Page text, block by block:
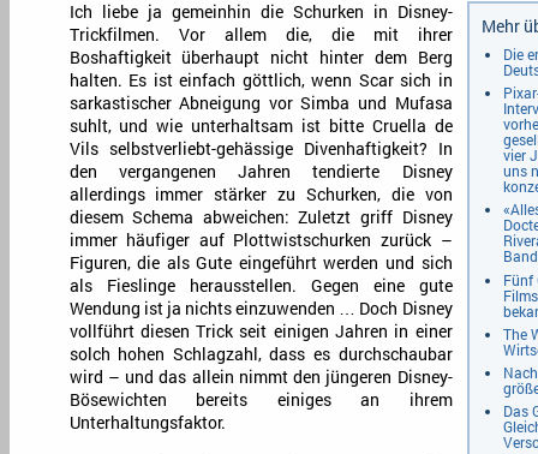
Mehr
Die
vier
uns
Fünf
The
Das
Ich liebe ja gemeinhin die Schurken in Disney-
Trickfilmen. Vor allem die, die mit ihrer
Boshaftigkeit überhaupt nicht hinter dem Berg
halten. Es ist einfach göttlich, wenn Scar sich in
sarkastischer Abneigung vor Simba und Mufasa
suhlt, und wie unterhaltsam ist bitte Cruella de
Vils selbstverliebt-gehässige Divenhaftigkeit? In
den vergangenen Jahren tendierte Disney
allerdings immer stärker zu Schurken, die von
diesem Schema abweichen: Zuletzt griff Disney
immer häufiger auf Plottwistschurken zurück –
Figuren, die als Gute eingeführt werden und sich
als Fieslinge herausstellen. Gegen eine gute
Wendung ist ja nichts einzuwenden … Doch Disney
vollführt diesen Trick seit einigen Jahren in einer
solch hohen Schlagzahl, dass es durchschaubar
wird – und das allein nimmt den jüngeren Disney-
Bösewichten bereits einiges an ihrem
Unterhaltungsfaktor.